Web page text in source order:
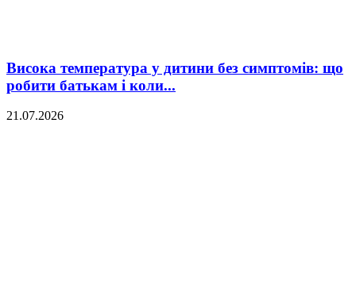
Висока температура у дитини без симптомів: що
робити батькам і коли...
21.07.2026